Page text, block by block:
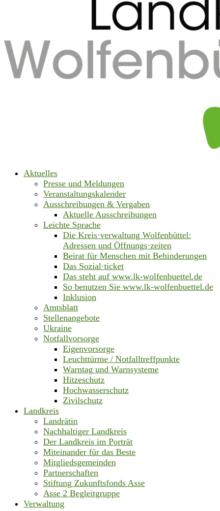
Aktuelles
Presse und Meldungen
Veranstaltungskalender
Ausschreibungen & Vergaben
Aktuelle Ausschreibungen
Leichte Sprache
Die Kreis·verwaltung Wolfenbüttel:
Adressen und Öffnungs·zeiten
Beirat für Menschen mit Behinderungen
Das Sozial·ticket
Das steht auf www.lk-wolfenbuettel.de
So benutzen Sie www.lk-wolfenbuettel.de
Inklusion
Amtsblatt
Stellenangebote
Ukraine
Notfallvorsorge
Eigenvorsorge
Leuchttürme / Notfalltreffpunkte
Warntag und Warnsysteme
Hitzeschutz
Hochwasserschutz
Zivilschutz
Landkreis
Landrätin
Nachhaltiger Landkreis
Der Landkreis im Porträt
Miteinander für das Beste
Mitgliedsgemeinden
Partnerschaften
Stiftung Zukunftsfonds Asse
Asse 2 Begleitgruppe
Verwaltung